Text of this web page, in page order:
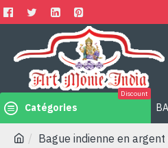
Catégories
Discount
Bague indienne en